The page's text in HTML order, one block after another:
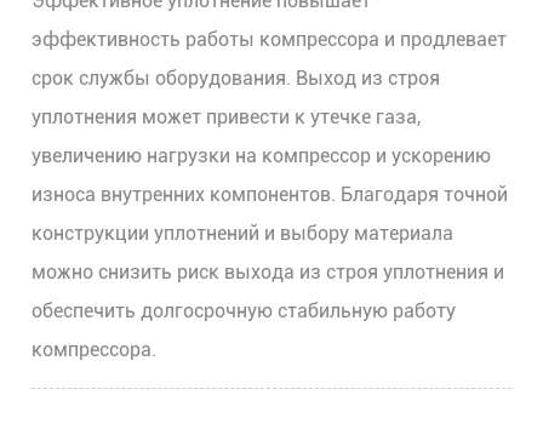
эффективность работы компрессора и продлевает
срок службы оборудования. Выход из строя
уплотнения может привести к утечке газа,
увеличению нагрузки на компрессор и ускорению
износа внутренних компонентов. Благодаря точной
конструкции уплотнений и выбору материала
можно снизить риск выхода из строя уплотнения и
обеспечить долгосрочную стабильную работу
компрессора.